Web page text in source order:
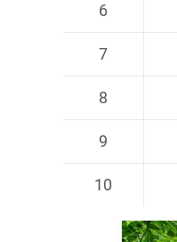
6
7
8
9
10